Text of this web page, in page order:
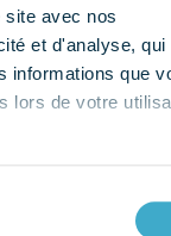
site avec nos
et d'analyse, qui
informations que
lors de votre